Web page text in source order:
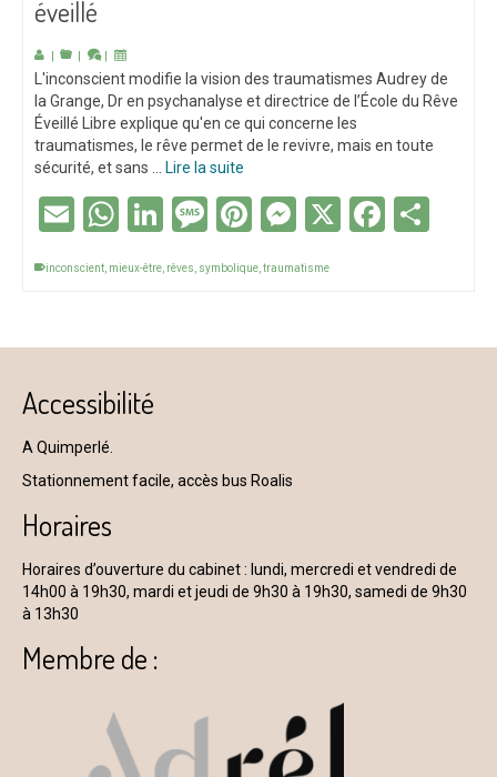
éveillé
| | |
L'inconscient modifie la vision des traumatismes Audrey de
la Grange, Dr en psychanalyse et directrice de l’École du Rêve
Éveillé Libre explique qu'en ce qui concerne les
traumatismes, le rêve permet de le revivre, mais en toute
sécurité, et sans …
Lire la suite
EmailWhatsApp
LinkedIn
Message
Pinterest
Messenger
X
inconscient mieux-être rêves symbolique traumatisme
Accessibilité
A Quimperlé.
Stationnement facile, accès bus Roalis
Horaires
Horaires d’ouverture du cabinet : lundi, mercredi et vendredi de
14h00 à 19h30, mardi et jeudi de 9h30 à 19h30, samedi de 9h30
à 13h30
Membre de :